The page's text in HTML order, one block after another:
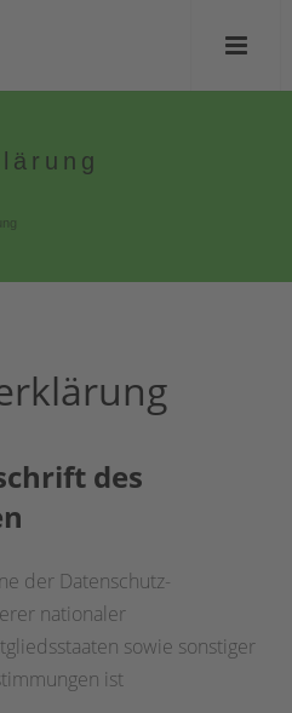
des
der Datenschutz-
nationaler
sowie sonstiger
ist